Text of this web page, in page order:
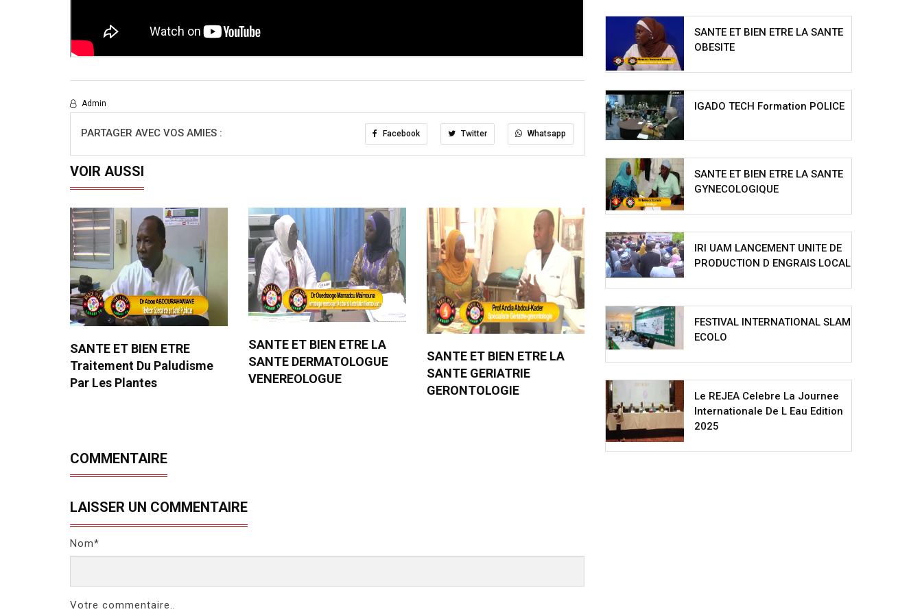
Admin
PARTAGER AVEC VOS AMIES : Facebook Twitter Whatsapp
VOIR AUSSI
SANTE ET BIEN ETRE
Traitement Du Paludisme
Par Les Plantes
SANTE ET BIEN ETRE LA
SANTE DERMATOLOGUE
VENEREOLOGUE
SANTE ET BIEN ETRE LA
SANTE GERIATRIE
GERONTOLOGIE
COMMENTAIRE
LAISSER UN COMMENTAIRE
Nom*
Votre commentaire..
SANTE ET BIEN ETRE LA SANTE
OBESITE
IGADO TECH Formation POLICE
SANTE ET BIEN ETRE LA SANTE
GYNECOLOGIQUE
IRI UAM LANCEMENT UNITE DE
PRODUCTION D ENGRAIS LOCAL
FESTIVAL INTERNATIONAL SLAM
ECOLO
Le REJEA Celebre La Journee
Internationale De L Eau Edition
2025